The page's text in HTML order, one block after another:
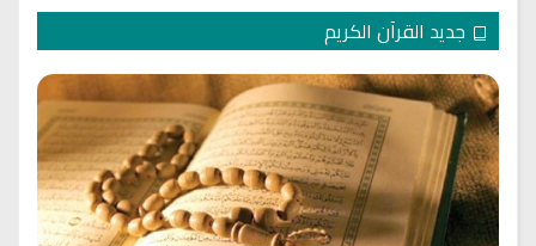
جديد القرآن الكريم